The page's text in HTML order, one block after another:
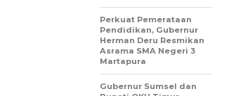
Perkuat Pemerataan
Pendidikan, Gubernur
Herman Deru Resmikan
Asrama SMA Negeri 3
Martapura
Gubernur Sumsel dan